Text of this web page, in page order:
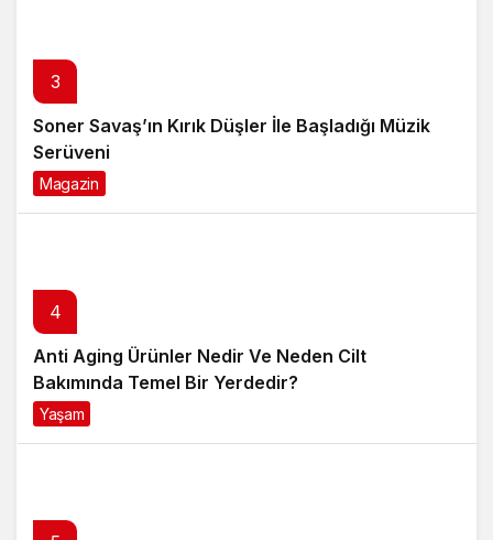
3
Soner Savaş’ın Kırık Düşler İle Başladığı Müzik
Serüveni
Magazin
4
Anti Aging Ürünler Nedir Ve Neden Cilt
Bakımında Temel Bir Yerdedir?
Yaşam